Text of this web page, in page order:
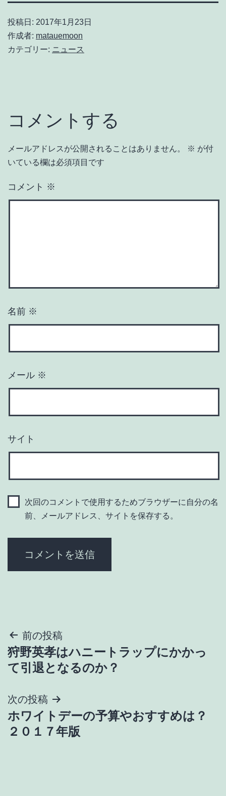
投稿日: 2017年1月23日
作成者: matauemoon
カテゴリー: ニュース
コメントする
メールアドレスが公開されることはありません。 ※ が付
いている欄は必須項目です
コメント ※
名前 ※
メール ※
サイト
次回のコメントで使用するためブラウザーに自分の名
前、メールアドレス、サイトを保存する。
投
稿
ビ
ゲ
前の投稿
狩野英孝はハニートラップにかかっ
て引退となるのか？
次の投稿
ホワイトデーの予算やおすすめは？
２０１７年版